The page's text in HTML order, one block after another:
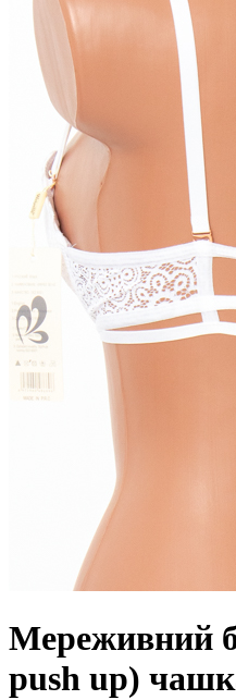
Мереживний
push up)